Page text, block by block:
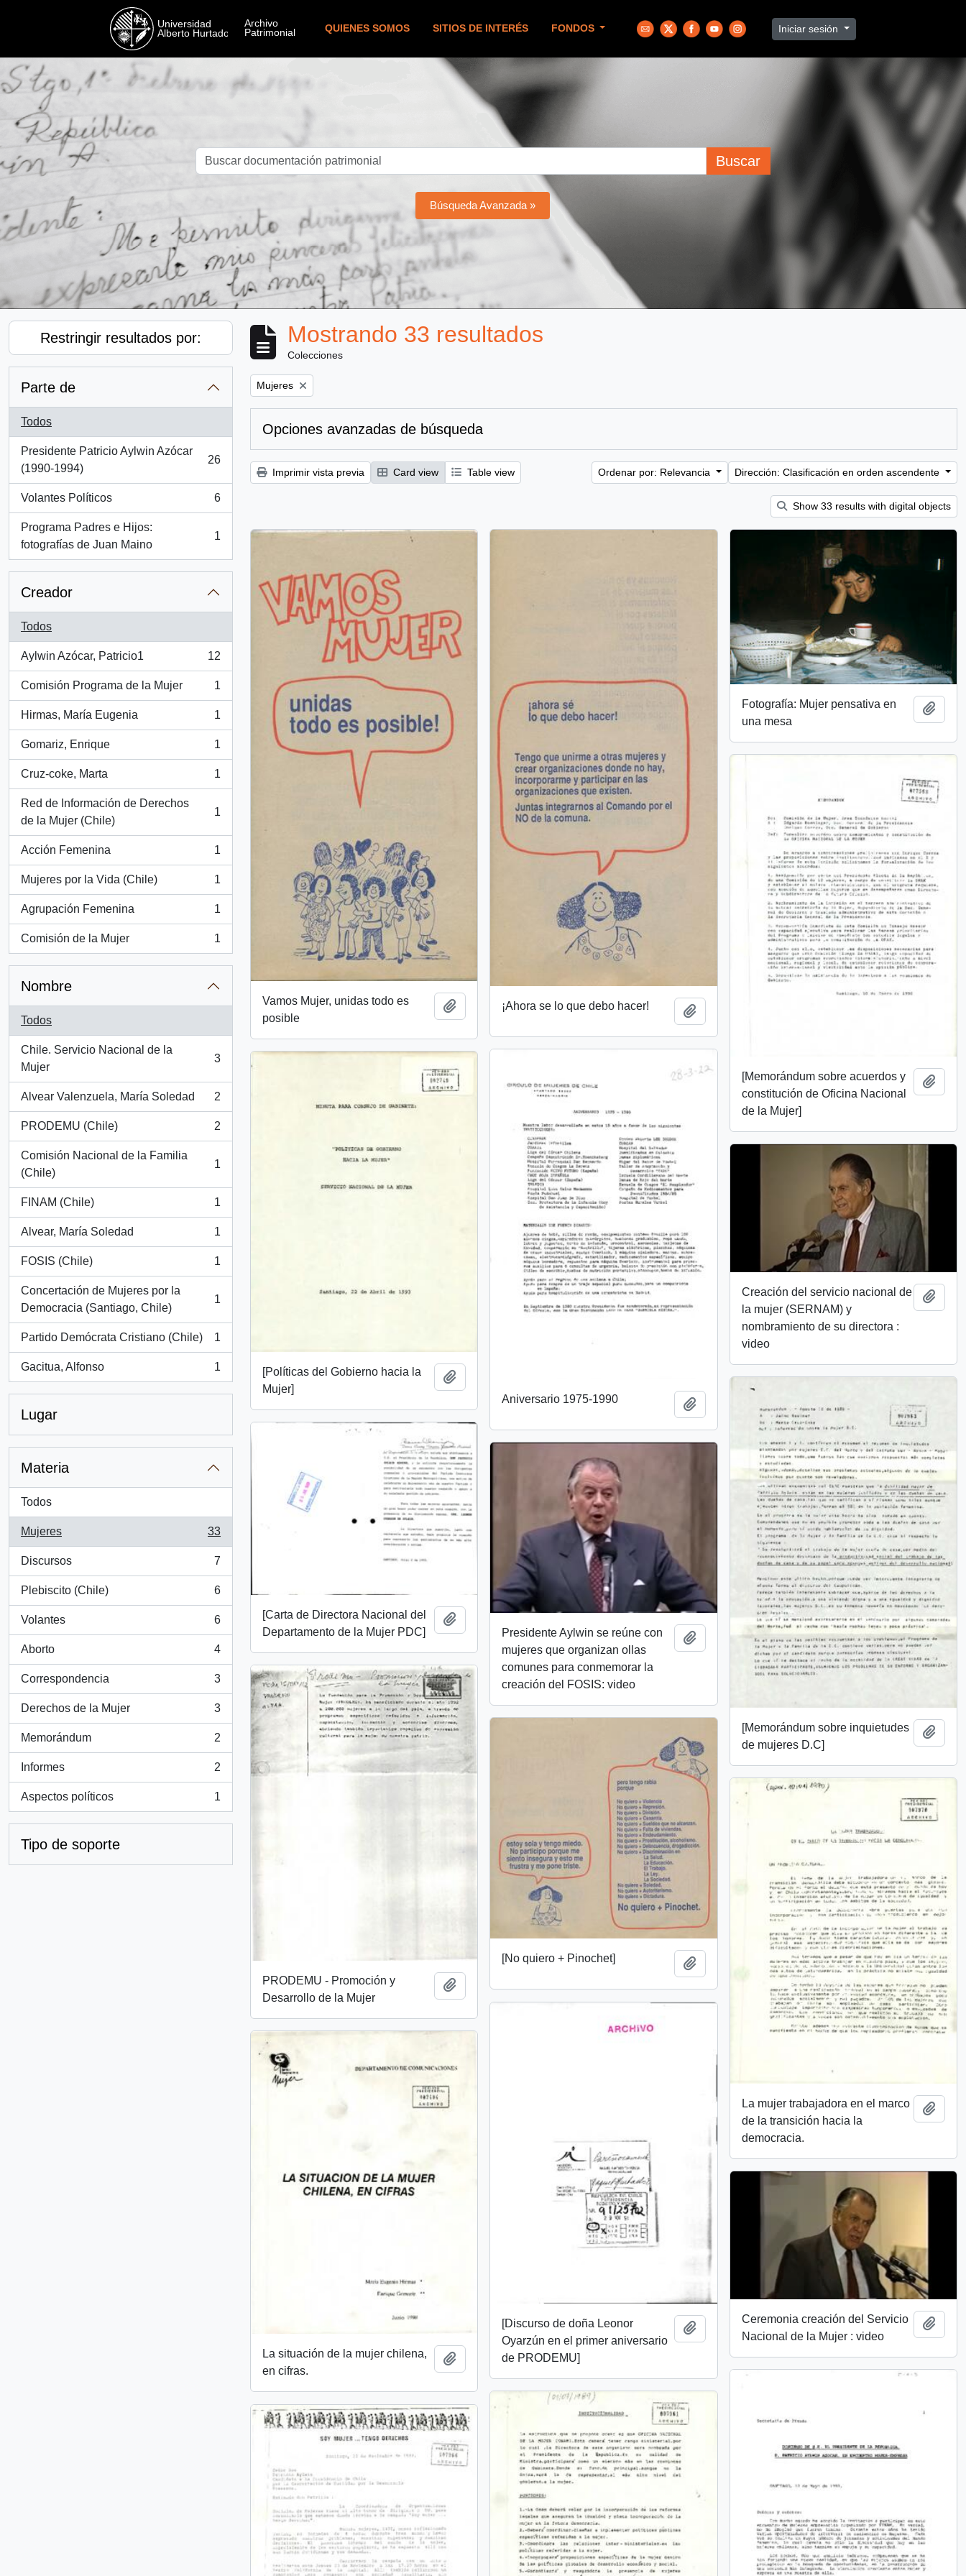
QUIENES SOMOS SITIOS DE INTERÉS FONDOS Iniciar sesión
Buscar
Búsqueda Avanzada »
Restringir resultados por:
Parte de
Todos
Presidente Patricio Aylwin Azócar
(1990-1994)
, 26 resultados
26
Volantes Políticos
, 6 resultados
6
Programa Padres e Hijos:
fotografías de Juan Maino
, 1 resultados
1
Creador
Todos
Aylwin Azócar, Patricio1
, 12 resultados
12
Comisión Programa de la Mujer
, 1 resultados
1
Hirmas, María Eugenia
, 1 resultados
1
Gomariz, Enrique
, 1 resultados
1
Cruz-coke, Marta
, 1 resultados
1
Red de Información de Derechos
de la Mujer (Chile)
, 1 resultados
1
Acción Femenina
, 1 resultados
1
Mujeres por la Vida (Chile)
, 1 resultados
1
Agrupación Femenina
, 1 resultados
1
Comisión de la Mujer
, 1 resultados
1
Nombre
Todos
Chile. Servicio Nacional de la
Mujer
, 3 resultados
3
Alvear Valenzuela, María Soledad
, 2 resultados
2
PRODEMU (Chile)
, 2 resultados
2
Comisión Nacional de la Familia
(Chile)
, 1 resultados
1
FINAM (Chile)
, 1 resultados
1
Alvear, María Soledad
, 1 resultados
1
FOSIS (Chile)
, 1 resultados
1
Concertación de Mujeres por la
Democracia (Santiago, Chile)
, 1 resultados
1
Partido Demócrata Cristiano (Chile)
, 1 resultados
1
Gacitua, Alfonso
, 1 resultados
1
Lugar
Materia
Todos
Mujeres
, 33 resultados
33
Discursos
, 7 resultados
7
Plebiscito (Chile)
, 6 resultados
6
Volantes
, 6 resultados
6
Aborto
, 4 resultados
4
Correspondencia
, 3 resultados
3
Derechos de la Mujer
, 3 resultados
3
Memorándum
, 2 resultados
2
Informes
, 2 resultados
2
Aspectos políticos
, 1 resultados
1
Tipo de soporte
Mostrando 33 resultados
Colecciones
Remove filter:
Mujeres
Opciones avanzadas de búsqueda
Imprimir vista previa Card view Table view Ordenar por: Relevancia Dirección: Clasificación en orden ascendente
Show 33 results with digital objects
Vamos Mujer, unidas todo es
posible
Añadir al portapapeles
¡Ahora se lo que debo hacer! Añadir al portapapeles
Fotografía: Mujer pensativa en
una mesa
[Memorándum sobre acuerdos y
constitución de Oficina Nacional
de la Mujer]
Aniversario 1975-1990 Añadir al portapapeles
[Políticas del Gobierno hacia la
Mujer]
Creación del servicio nacional de
la mujer (SERNAM) y
nombramiento de su directora :
video
[Memorándum sobre inquietudes
de mujeres D.C]
[Carta de Directora Nacional del
Departamento de la Mujer PDC]
Presidente Aylwin se reúne con
mujeres que organizan ollas
comunes para conmemorar la
creación del FOSIS: video
Añadir al portapapeles
PRODEMU - Promoción y
Desarrollo de la Mujer
Añadir al portapapeles
[No quiero + Pinochet] Añadir al portapapeles
La mujer trabajadora en el marco
de la transición hacia la
democracia.
[Discurso de doña Leonor
Oyarzún en el primer aniversario
de PRODEMU]
Añadir al portapapeles
La situación de la mujer chilena,
en cifras.
Añadir al portapapeles
Ceremonia creación del Servicio
Nacional de la Mujer : video